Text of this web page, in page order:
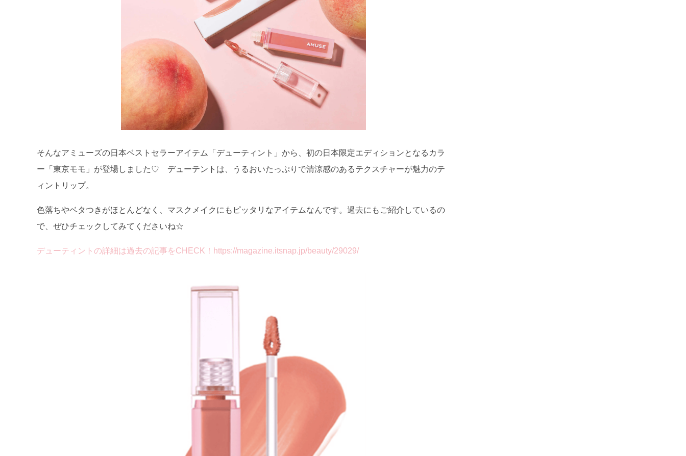
そんなアミューズの日本ベストセラーアイテム「デューティント」から、初の日本限定エディションとなるカラ
ー「東京モモ」が登場しました♡ デューテントは、うるおいたっぷりで清涼感のあるテクスチャーが魅力のテ
ィントリップ。
色落ちやベタつきがほとんどなく、マスクメイクにもピッタリなアイテムなんです。過去にもご紹介しているの
で、ぜひチェックしてみてくださいね☆
デューティントの詳細は過去の記事をCHECK！https://magazine.itsnap.jp/beauty/29029/